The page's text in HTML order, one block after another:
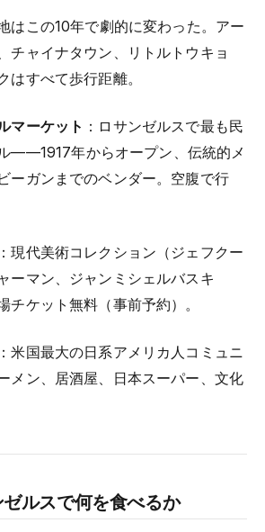
はこの10年で劇的に変わった。アー
チャイナタウン、リトルトウキョ
はすべて歩行距離。
マーケット ：ロサンゼルスで最も民
——1917年からオープン、伝統的メ
ーガンまでのベンダー。空腹で行
：現代美術コレクション（ジェフクー
ーマン、ジャンミシェルバスキ
チケット無料（事前予約）。
：米国最大の日系アメリカ人コミュニ
メン、居酒屋、日本スーパー、文化
ルスで何を食べるか